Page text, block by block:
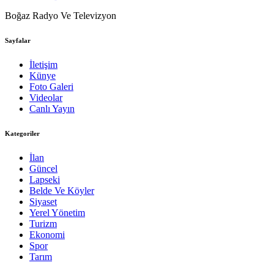
Boğaz Radyo Ve Televizyon
Sayfalar
İletişim
Künye
Foto Galeri
Videolar
Canlı Yayın
Kategoriler
İlan
Güncel
Lapseki
Belde Ve Köyler
Siyaset
Yerel Yönetim
Turizm
Ekonomi
Spor
Tarım